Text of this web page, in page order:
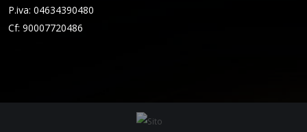
P.iva: 04634390480
Cf: 90007720486